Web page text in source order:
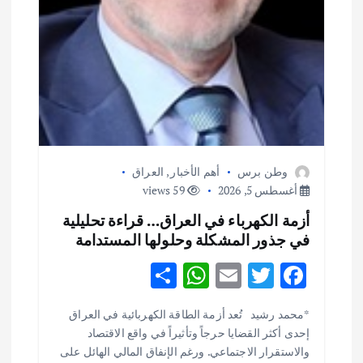
وطن برس أهم الأخبار , العراق
أغسطس 5, 2026
59 views
أزمة الكهرباء في العراق… قراءة تحليلية
في جذور المشكلة وحلولها المستدامة
F
e
b
T
w
it
te
E
m
ai
l
W
h
at
s
S
h
ar
e
*محمد رشيد تُعد أزمة الطاقة الكهربائية في العراق
إحدى أكثر القضايا حرجاً وتأثيراً في واقع الاقتصاد
والاستقرار الاجتماعي. ورغم الإنفاق المالي الهائل على
اختتام ورشة السينوغرافيا في مدينة كلباء الاماراتية
أغسطس 3, 2026